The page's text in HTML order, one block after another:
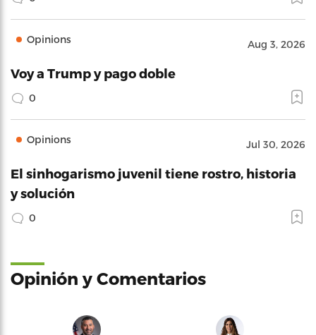
Opinions Aug 3, 2026
Voy a Trump y pago doble
0
Opinions Jul 30, 2026
El sinhogarismo juvenil tiene rostro, historia
y solución
0
Opinión y Comentarios